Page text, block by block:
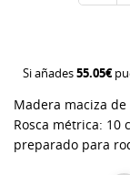
Madera maciza
Rosca métrica: 10
preparado para
Si añades55.05€